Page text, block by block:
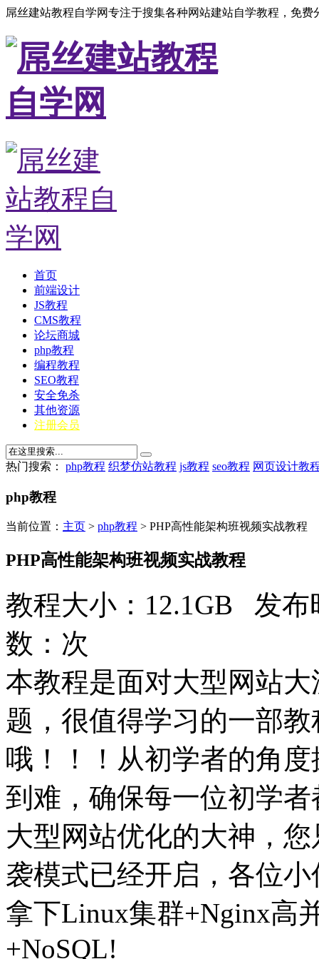
屌丝建站教程自学网专注于搜集各种网站建站自学教程，免
首页
前端设计
JS教程
CMS教程
论坛商城
php教程
编程教程
SEO教程
安全免杀
其他资源
注册会员
热门搜索： php教程 织梦仿站教程 js教程 seo教程 网页设计教
php教程
当前位置： 主页 > php教程 > PHP高性能架构班视频实战教程
PHP高性能架构班视频实战教程
教程大小：12.1GB 发
数： 次
本教程是面对大型网站
题，很值得学习的一部
哦！！！从初学者的角
到难，确保每一位初学
大型网站优化的大神，
袭模式已经开启，各位
拿下Linux集群+Nginx高
+NoSQL!